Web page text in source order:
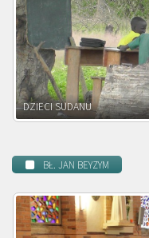
DZIECI ZAMBII
BŁ. JAN BEYZYM